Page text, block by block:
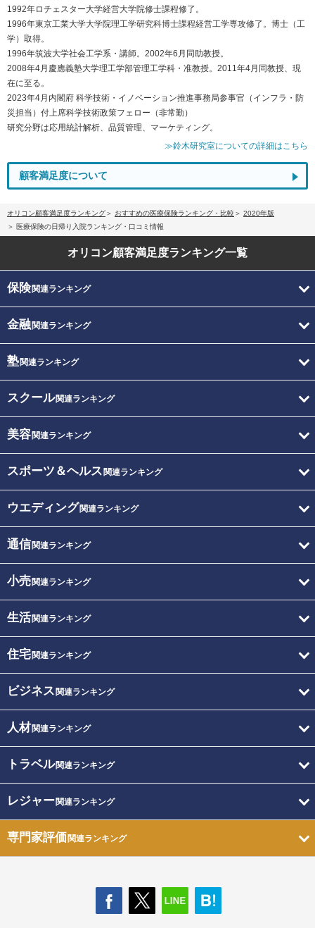
1992年ロチェスター大学経営大学院修士課程修了。
1996年東京工業大学大学院理工学研究科博士課程経営工学専攻修了。博士（工
学）取得。
1996年筑波大学社会工学系・講師。2002年6月同助教授。
2008年4月慶應義塾大学理工学部管理工学科・准教授。2011年4月同教授、現
在に至る。
2023年4月内閣府 科学技術・イノベーション推進事務局参事官（インフラ・防
災担当）付上席科学技術政策フェロー（非常勤）
研究分野は応用統計解析、品質管理、マーケティング。
≫鈴木研究室についての詳細はこちら
顧客満足度について
オリコン顧客満足度ランキング おすすめの医療保険ランキング・比較
2020年版
医療保険の日帰り入院ランキング・口コミ情報
オリコン顧客満足度ランキング一覧
保険関連ランキング
金融関連ランキング
塾関連ランキング
スクール関連ランキング
美容関連ランキング
スポーツ＆ヘルス 関連ランキング
ウエディング関連ランキング
通信関連ランキング
小売関連ランキング
生活関連ランキング
住宅関連ランキング
ビジネス 関連ランキング
人材関連ランキング
トラベル関連ランキング
レジャー関連ランキング
専門家評価関連ランキング